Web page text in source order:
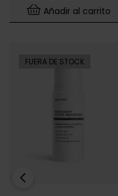
Añadir al carrito
FUERA DE STOCK
‹